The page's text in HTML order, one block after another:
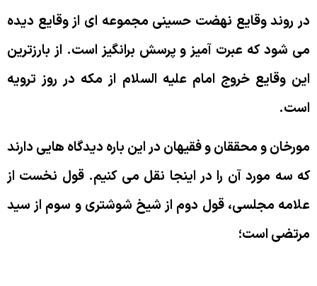
روند وقايع نهضت حسينى مجموعه اى از وقايع ديده
شود كه عبرت آميز و پرسش برانگيز است. از بارزترين
وقايع خروج امام عليه السلام از مكه در روز ترويه
و محققان و فقيهان در اين باره ديدگاه هايى دارند
سه مورد آن را در اينجا نقل مى كنيم. قول نخست از
مجلسى، قول دوم از شيخ شوشترى و سوم از سيد
است؛